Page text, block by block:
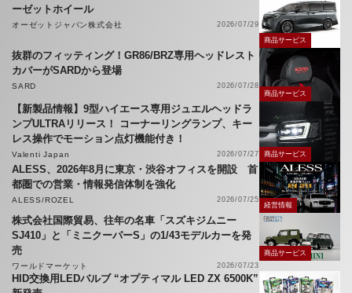
ーゼットホイール
オーゼットジャパン株式会社
2026/07/29
商品サービス
抜群のフィッティング！GR86/BRZ専用ヘッドレスト
カバーがSARDから登場
SARD
2026/07/28
商品サービス
【新製品情報】9型ハイエース専用ジュエルヘッドラ
ンプULTRAリリース！ コーナーリングランプ、キー
レス操作でモーション点灯機能付き！
Valenti Japan 2026/07/27 商品サービス
ALESS、2026年8月に東京・渋谷オフィスを開設 首
都圏での営業・情報発信体制を強化
ALESS/ROZEL 2026/07/25
経営情報
株式会社国際貿易、往年の名車「スズキジムニー
SJ410」と「ミニクーパーS」の1/43モデルカーを発
売
ワールドマーケット 2026/07/23
商品サービス
HID交換用LEDバルブ “オプティマル LED ZX 6500K”